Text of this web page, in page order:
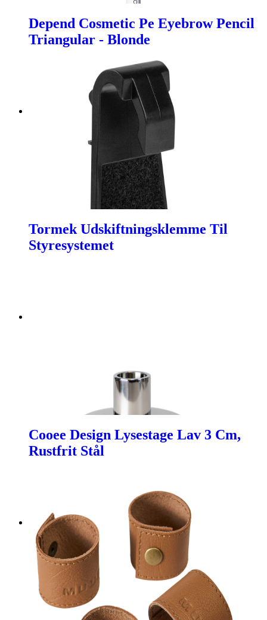
Depend Cosmetic Pe Eyebrow Pencil
Triangular - Blonde
Tormek Udskiftningsklemme Til
Styresystemet
Cooee Design Lysestage Lav 3 Cm,
Rustfrit Stål